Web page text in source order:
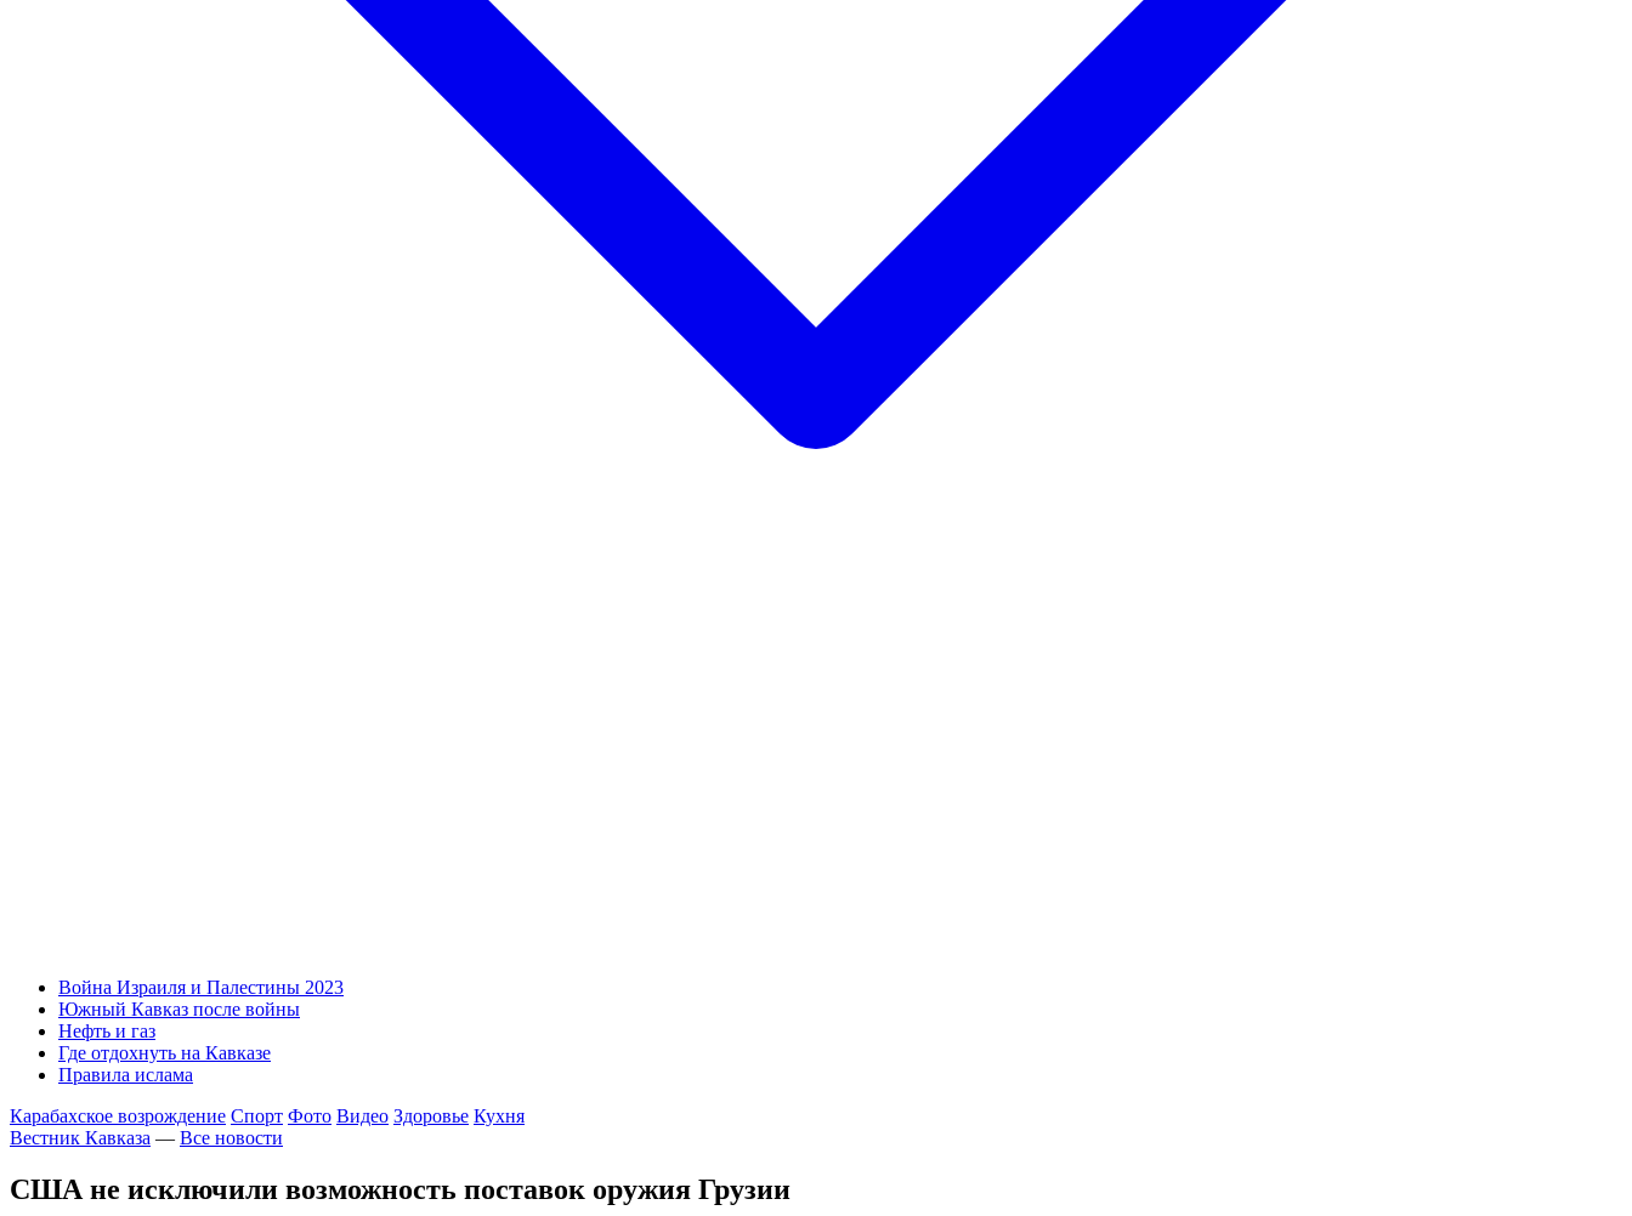
Война Израиля и Палестины 2023
Южный Кавказ после войны
Нефть и газ
Где отдохнуть на Кавказе
Правила ислама
Карабахское возрождение Спорт Фото Видео Здоровье Кухня
Вестник Кавказа — Все новости
США не исключили возможность поставок оружия Грузии